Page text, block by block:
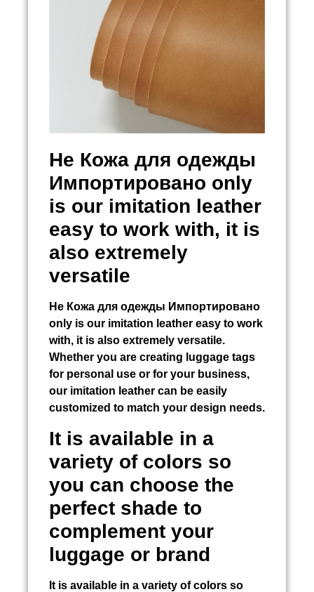
Не Кожа для одежды
Импортировано only
is our imitation leather
easy to work with, it is
also extremely
versatile
Не Кожа для одежды Импортировано
only is our imitation leather easy to work
with, it is also extremely versatile.
Whether you are creating luggage tags
for personal use or for your business,
our imitation leather can be easily
customized to match your design needs.
It is available in a
variety of colors so
you can choose the
perfect shade to
complement your
luggage or brand
It is available in a variety of colors so